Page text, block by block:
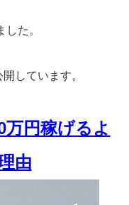
た。
しています。
円稼げるよ
由